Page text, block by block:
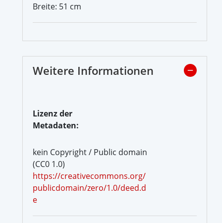
Breite: 51 cm
Weitere Informationen
Lizenz der
Metadaten:
kein Copyright / Public domain
(CC0 1.0)
https://creativecommons.org/
publicdomain/zero/1.0/deed.d
e